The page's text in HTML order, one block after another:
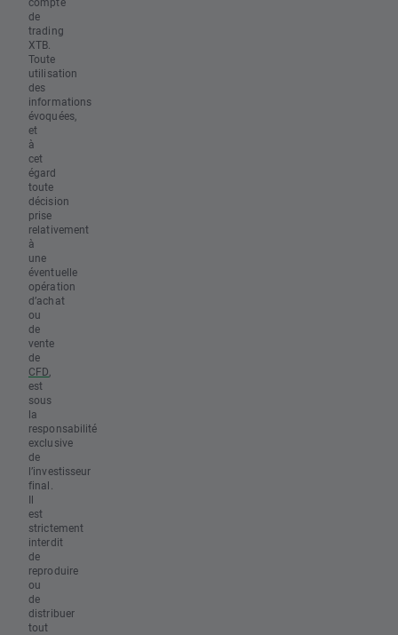
de
trading
XTB.
Toute
utilisation
des
informations
évoquées,
et
à
cet
égard
toute
décision
prise
relativement
à
une
éventuelle
opération
d’achat
ou
de
vente
de
CFD,
est
sous
la
responsabilité
exclusive
de
l’investisseur
final.
Il
est
strictement
interdit
de
reproduire
ou
de
distribuer
tout